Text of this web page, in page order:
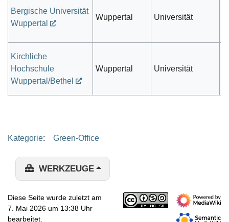
Bergische Universität
Wuppertal
Wuppertal Universität
Kirchliche
Hochschule
Wuppertal/Bethel
Wuppertal Universität
Kategorie: Green-Office
WERKZEUGE
Diese Seite wurde zuletzt am
7. Mai 2026 um 13:38 Uhr
bearbeitet.